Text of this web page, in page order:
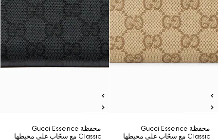
محفظة Gucci Essence
Classic مع سحّاب على محيطها
محفظة Gucci Essence
Classic مع سحّاب على محيطها